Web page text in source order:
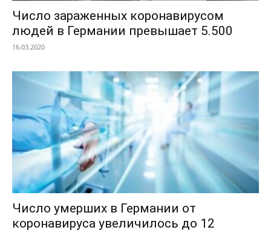
Число зараженных коронавирусом
людей в Германии превышает 5.500
16.03.2020
Число умерших в Германии от
коронавируса увеличилось до 12